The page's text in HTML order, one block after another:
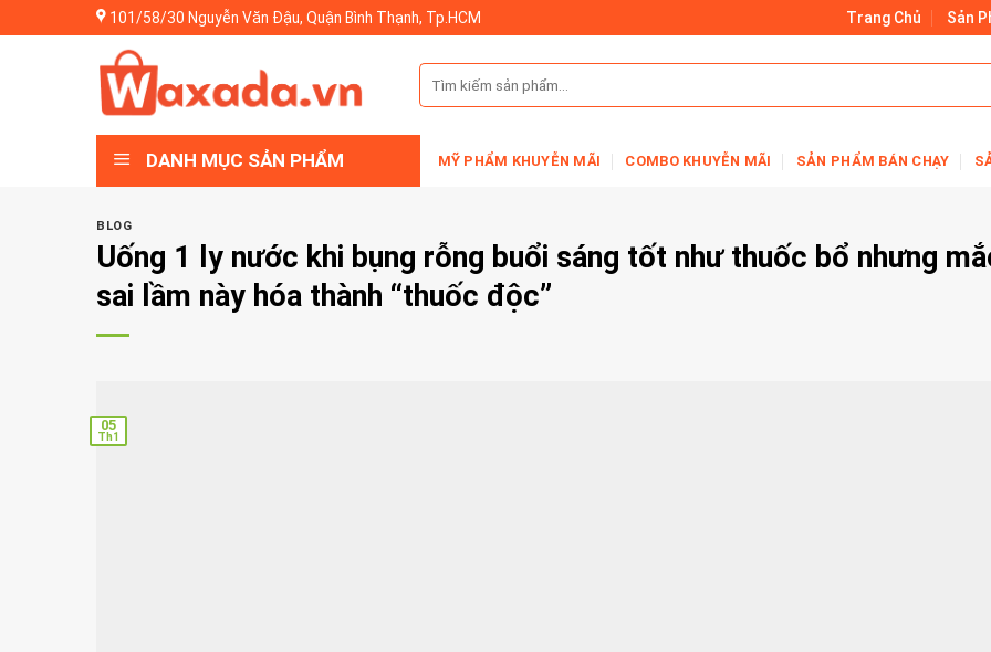
to
101/58/30 Nguyễn Văn Đậu, Quận Bình Thạnh, Tp.HCM Trang Chủ Sản
Tìm
kiếm:
DANH MỤC SẢN PHẨM MỸ PHẨM KHUYỄN MÃI COMBO KHUYỄN MÃI SẢN PHẨM BÁN CHẠY
BLOG
Uống 1 ly nước khi bụng rỗng buổi sáng tốt như thuốc bổ nhưng
sai lầm này hóa thành “thuốc độc”
05
Th1